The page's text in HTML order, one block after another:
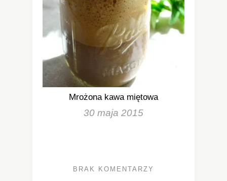
Mrożona kawa miętowa
30 maja 2015
BRAK KOMENTARZY